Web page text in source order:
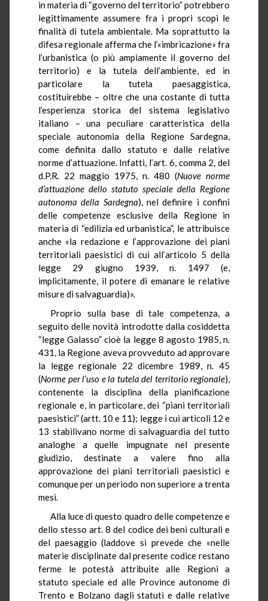
in materia di “governo del territorio” potrebbero
legittimamente assumere fra i propri scopi le
finalità di tutela ambientale. Ma soprattutto la
difesa regionale afferma che l’«imbricazione» fra
l’urbanistica (o più ampiamente il governo del
territorio) e la tutela dell’ambiente, ed in
particolare la tutela paesaggistica,
costituirebbe – oltre che una costante di tutta
l’esperienza storica del sistema legislativo
italiano – una peculiare caratteristica della
speciale autonomia della Regione Sardegna,
come definita dallo statuto e dalle relative
norme d’attuazione. Infatti, l’art. 6, comma 2, del
d.P.R. 22 maggio 1975, n. 480 (Nuove norme
d’attuazione dello statuto speciale della Regione
autonoma della Sardegna), nel definire i confini
delle competenze esclusive della Regione in
materia di “edilizia ed urbanistica”, le attribuisce
anche «la redazione e l’approvazione dei piani
territoriali paesistici di cui all’articolo 5 della
legge 29 giugno 1939, n. 1497 (e,
implicitamente, il potere di emanare le relative
misure di salvaguardia)».
Proprio sulla base di tale competenza, a
seguito delle novità introdotte dalla cosiddetta
“legge Galasso” cioè la legge 8 agosto 1985, n.
431, la Regione aveva provveduto ad approvare
la legge regionale 22 dicembre 1989, n. 45
(Norme per l’uso e la tutela del territorio regionale),
contenente la disciplina della pianificazione
regionale e, in particolare, dei “piani territoriali
paesistici” (artt. 10 e 11); legge i cui articoli 12 e
13 stabilivano norme di salvaguardia del tutto
analoghe a quelle impugnate nel presente
giudizio, destinate a valere fino alla
approvazione dei piani territoriali paesistici e
comunque per un periodo non superiore a trenta
mesi.
Alla luce di questo quadro delle competenze e
dello stesso art. 8 del codice dei beni culturali e
del paesaggio (laddove si prevede che «nelle
materie disciplinate dal presente codice restano
ferme le potestà attribuite alle Regioni a
statuto speciale ed alle Province autonome di
Trento e Bolzano dagli statuti e dalle relative